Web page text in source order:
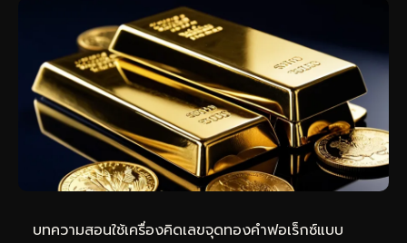
บทความสอนใช้เครื่องคิดเลขจุดทองคำฟอเร็กซ์แบบ